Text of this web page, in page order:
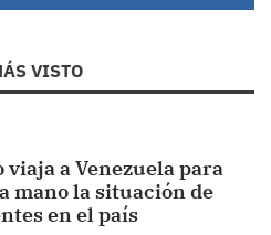
VISTO
viaja a Venezuela para
mano la situación de
en el país